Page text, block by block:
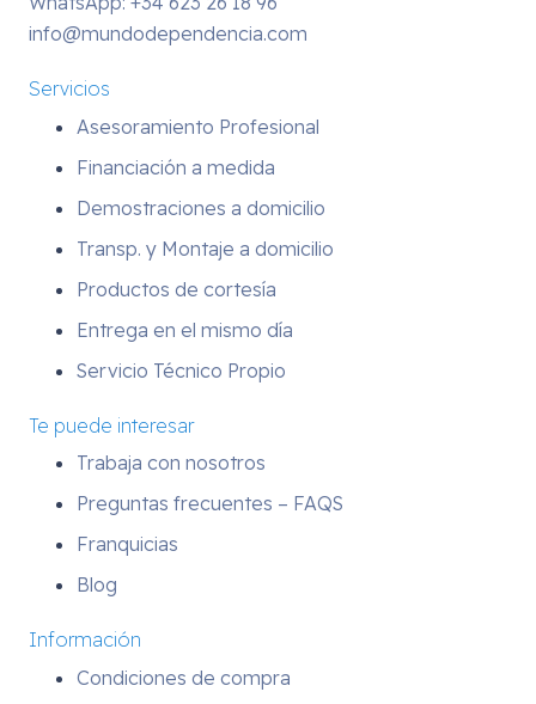
info@mundodependencia.com
Servicios
Asesoramiento Profesional
Financiación a medida
Demostraciones a domicilio
Transp. y Montaje a domicilio
Productos de cortesía
Entrega en el mismo día
Servicio Técnico Propio
Te puede interesar
Trabaja con nosotros
Preguntas frecuentes – FAQS
Franquicias
Blog
Información
Condiciones de compra